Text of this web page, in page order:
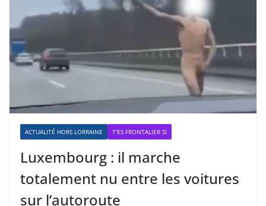
ACTUALITÉ HORS LORRAINE T'ES FRONTALIER SI
Luxembourg : il marche
totalement nu entre les voitures
sur l’autoroute